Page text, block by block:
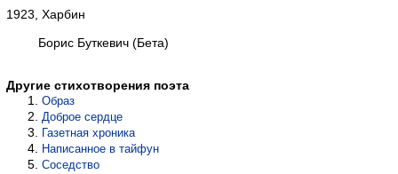
1923, Харбин
Борис Буткевич (Бета)
Другие стихотворения поэта
Образ
Доброе сердце
Газетная хроника
Написанное в тайфун
Соседство